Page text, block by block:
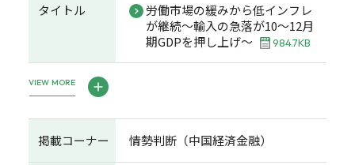
タイトル
労働市場の緩みから低インフレ
が継続～輸入の急落が10～12月
期GDPを押し上げ～
984.7KB
VIEW MORE
掲載コーナー 情勢判断（中国経済金融）